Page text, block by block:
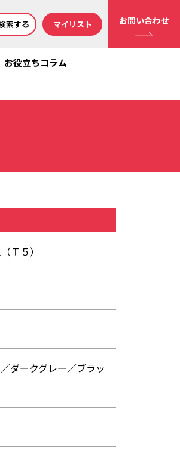
索する マイリスト お問い合わせ
お役立ちコラム
Ｔ５）
ダークグレー／ブラッ